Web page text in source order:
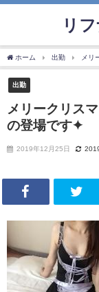
リ
ホーム 出勤 メリ
出勤
メリークリス
の登場です✦
2019年12月25日